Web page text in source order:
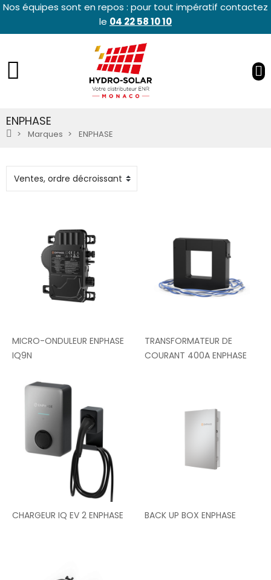
Nos équipes sont en repos : pour tout impératif contactez
le 04 22 58 10 10
ENPHASE
Marques ENPHASE
MICRO-ONDULEUR ENPHASE
IQ9N
TRANSFORMATEUR DE
COURANT 400A ENPHASE
CHARGEUR IQ EV 2 ENPHASE BACK UP BOX ENPHASE